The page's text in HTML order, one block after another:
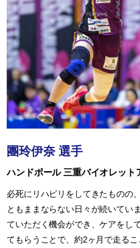
團玲伊奈 選手
ハンドボール 三重バイオレット
必死にリハビリをしてきたものの
ともままならない日々が続いてい
ていただく機会ができ、ケアをし
てもらうことで、約2ヶ月で走る